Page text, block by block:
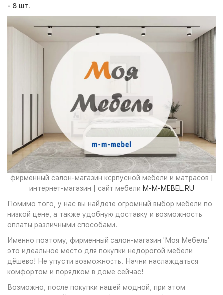
- 8 шт.
фирменный салон-магазин корпусной мебели и матрасов |
интернет-магазин | сайт мебели M-M-MEBEL.RU
Помимо того, у нас вы найдете огромный выбор мебели по
низкой цене, а также удобную доставку и возможность
оплаты различными способами.
Именно поэтому, фирменный салон-магазин 'Моя Мебель'
это идеальное место для покупки недорогой мебели
дёшево! Не упусти возможность. Начни наслаждаться
комфортом и порядком в доме сейчас!
Возможно, после покупки нашей модной, при этом